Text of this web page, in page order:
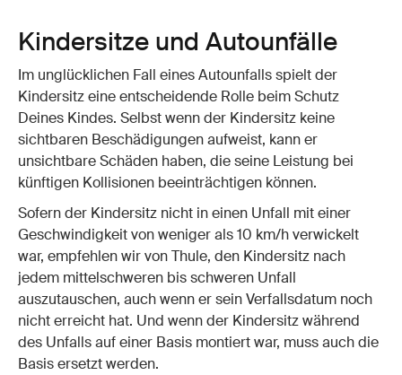
Kindersitze und Autounfälle
Im unglücklichen Fall eines Autounfalls spielt der
Kindersitz eine entscheidende Rolle beim Schutz
Deines Kindes. Selbst wenn der Kindersitz keine
sichtbaren Beschädigungen aufweist, kann er
unsichtbare Schäden haben, die seine Leistung bei
künftigen Kollisionen beeinträchtigen können.
Sofern der Kindersitz nicht in einen Unfall mit einer
Geschwindigkeit von weniger als 10 km/h verwickelt
war, empfehlen wir von Thule, den Kindersitz nach
jedem mittelschweren bis schweren Unfall
auszutauschen, auch wenn er sein Verfallsdatum noch
nicht erreicht hat. Und wenn der Kindersitz während
des Unfalls auf einer Basis montiert war, muss auch die
Basis ersetzt werden.